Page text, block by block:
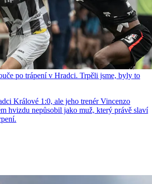
po trápení v Hradci. Trpěli jsme, byly to
Králové 1:0, ale jeho trenér Vincenzo
hvizdu nepůsobil jako muž, který právě slaví